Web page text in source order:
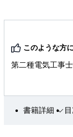
このような方
第二種電気工事
書籍詳細